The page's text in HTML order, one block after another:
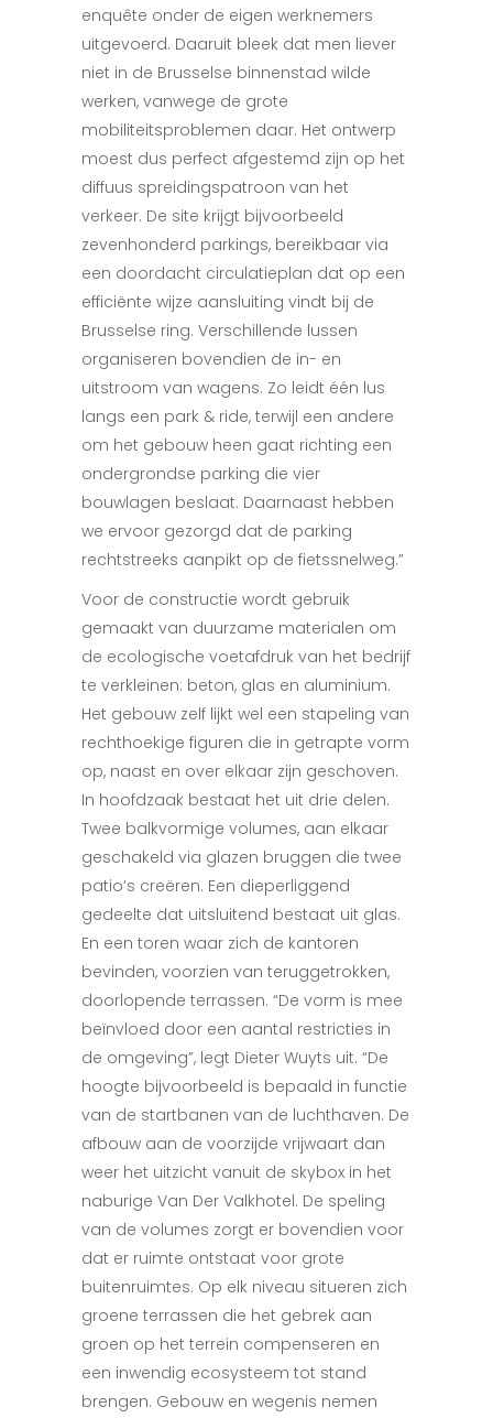
enquête onder de eigen werknemers
uitgevoerd. Daaruit bleek dat men liever
niet in de Brusselse binnenstad wilde
werken, vanwege de grote
mobiliteitsproblemen daar. Het ontwerp
moest dus perfect afgestemd zijn op het
diffuus spreidingspatroon van het
verkeer. De site krijgt bijvoorbeeld
zevenhonderd parkings, bereikbaar via
een doordacht circulatieplan dat op een
efficiënte wijze aansluiting vindt bij de
Brusselse ring. Verschillende lussen
organiseren bovendien de in- en
uitstroom van wagens. Zo leidt één lus
langs een park & ride, terwijl een andere
om het gebouw heen gaat richting een
ondergrondse parking die vier
bouwlagen beslaat. Daarnaast hebben
we ervoor gezorgd dat de parking
rechtstreeks aanpikt op de fietssnelweg.”
Voor de constructie wordt gebruik
gemaakt van duurzame materialen om
de ecologische voetafdruk van het bedrijf
te verkleinen: beton, glas en aluminium.
Het gebouw zelf lijkt wel een stapeling van
rechthoekige figuren die in getrapte vorm
op, naast en over elkaar zijn geschoven.
In hoofdzaak bestaat het uit drie delen.
Twee balkvormige volumes, aan elkaar
geschakeld via glazen bruggen die twee
patio’s creëren. Een dieperliggend
gedeelte dat uitsluitend bestaat uit glas.
En een toren waar zich de kantoren
bevinden, voorzien van teruggetrokken,
doorlopende terrassen. “De vorm is mee
beïnvloed door een aantal restricties in
de omgeving”, legt Dieter Wuyts uit. “De
hoogte bijvoorbeeld is bepaald in functie
van de startbanen van de luchthaven. De
afbouw aan de voorzijde vrijwaart dan
weer het uitzicht vanuit de skybox in het
naburige Van Der Valkhotel. De speling
van de volumes zorgt er bovendien voor
dat er ruimte ontstaat voor grote
buitenruimtes. Op elk niveau situeren zich
groene terrassen die het gebrek aan
groen op het terrein compenseren en
een inwendig ecosysteem tot stand
brengen. Gebouw en wegenis nemen